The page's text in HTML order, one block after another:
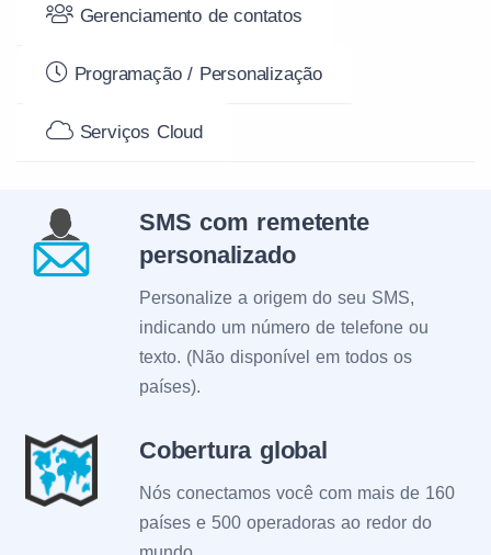
Gerenciamento de contatos
Programação / Personalização
Serviços Cloud
SMS com remetente
personalizado
Personalize a origem do seu SMS,
indicando um número de telefone ou
texto. (Não disponível em todos os
países).
Cobertura global
Nós conectamos você com mais de 160
países e 500 operadoras ao redor do